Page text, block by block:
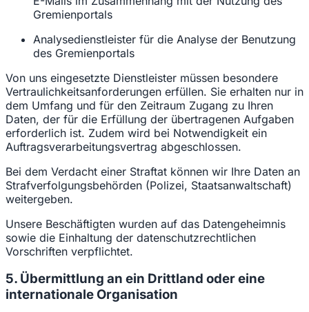
Gremienportals
Analysedienstleister für die Analyse der Benutzung
des Gremienportals
Von uns eingesetzte Dienstleister müssen besondere
Vertraulichkeitsanforderungen erfüllen. Sie erhalten nur in
dem Umfang und für den Zeitraum Zugang zu Ihren
Daten, der für die Erfüllung der übertragenen Aufgaben
erforderlich ist. Zudem wird bei Notwendigkeit ein
Auftragsverarbeitungsvertrag abgeschlossen.
Bei dem Verdacht einer Straftat können wir Ihre Daten an
Strafverfolgungsbehörden (Polizei, Staatsanwaltschaft)
weitergeben.
Unsere Beschäftigten wurden auf das Datengeheimnis
sowie die Einhaltung der datenschutzrechtlichen
Vorschriften verpflichtet.
5. Übermittlung an ein Drittland oder eine
internationale Organisation